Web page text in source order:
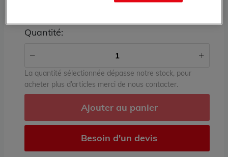
Quantité:
La quantité sélectionnée dépasse notre stock, pour
acheter plus d’articles merci de nous contacter.
Ajouter au panier
Besoin d'un devis